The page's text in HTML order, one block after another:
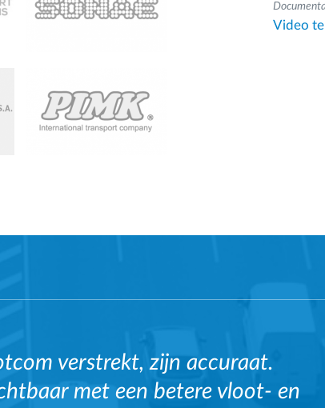
Video
verstrekt, zijn accuraat.
met een betere vloot- en